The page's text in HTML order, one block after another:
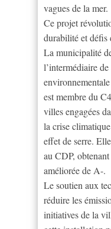
vagues de la mer.
Ce projet
durabilité et défis
La municipalité
l’intermédiaire
est membre du
villes engagées
la crise
effet de serre.
au CDP,
améliorée de A-.
Le soutien aux
réduire les
initiatives de la